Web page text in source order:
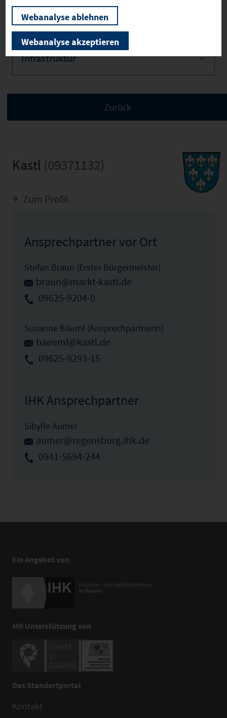
Verkehr
Infrastruktur
Kastl (09371132)
Zum Profil
Ansprechpartner vor Ort
Stefan Braun (Erster Bürgermeister)
braun@markt-kastl.de
09625-9204-0
Susanne Bäuml (Ansprechpartnerin)
baeuml@kastl.de
09625-9293-15
IHK Ansprechpartner
Sibylle Aumer
aumer@regensburg.ihk.de
0941-5694-244
Ein Angebot von
Mit Unterstützung von
Das Standortportal
Kontakt
Webanalyse ablehnen
Webanalyse akzeptieren